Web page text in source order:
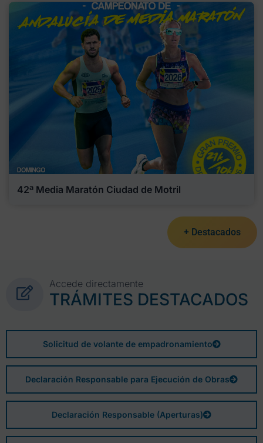
42ª Media Maratón Ciudad de Motril
+ Destacados
Accede directamente
TRÁMITES DESTACADOS
Solicitud de volante de empadronamiento
Declaración Responsable para Ejecución de Obras
Declaración Responsable (Aperturas)